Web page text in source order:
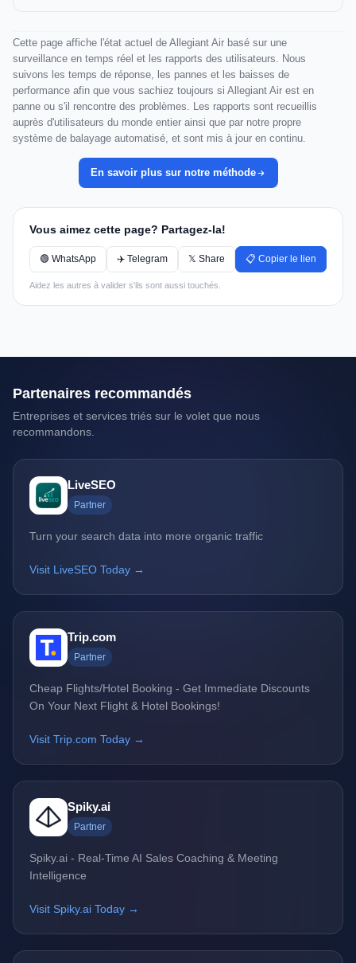
Cette page affiche l'état actuel de Allegiant Air basé sur une
surveillance en temps réel et les rapports des utilisateurs. Nous
suivons les temps de réponse, les pannes et les baisses de
performance afin que vous sachiez toujours si Allegiant Air est en
panne ou s'il rencontre des problèmes. Les rapports sont recueillis
auprès d'utilisateurs du monde entier ainsi que par notre propre
système de balayage automatisé, et sont mis à jour en continu.
En savoir plus sur notre méthode
Vous aimez cette page? Partagez-la!
🟢 WhatsApp ✈️ Telegram 𝕏 Share 📋 Copier le lien
Aidez les autres à valider s'ils sont aussi touchés.
Partenaires recommandés
Entreprises et services triés sur le volet que nous
recommandons.
LiveSEO
Partner
Turn your search data into more organic traffic
Visit LiveSEO Today →
Trip.com
Partner
Cheap Flights/Hotel Booking - Get Immediate Discounts
On Your Next Flight & Hotel Bookings!
Visit Trip.com Today →
Spiky.ai
Partner
Spiky.ai - Real-Time AI Sales Coaching & Meeting
Intelligence
Visit Spiky.ai Today →